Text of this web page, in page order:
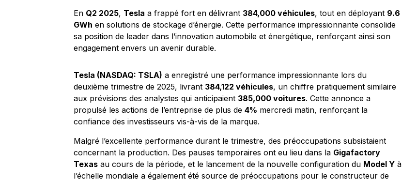
En Q2 2025, Tesla a frappé fort en délivrant 384,000 véhicules, tout en déployant 9.6
GWh en solutions de stockage d’énergie. Cette performance impressionnante consolide
sa position de leader dans l’innovation automobile et énergétique, renforçant ainsi son
engagement envers un avenir durable.
Tesla (NASDAQ: TSLA) a enregistré une performance impressionnante lors du
deuxième trimestre de 2025, livrant 384,122 véhicules, un chiffre pratiquement similaire
aux prévisions des analystes qui anticipaient 385,000 voitures. Cette annonce a
propulsé les actions de l’entreprise de plus de 4% mercredi matin, renforçant la
confiance des investisseurs vis-à-vis de la marque.
Malgré l’excellente performance durant le trimestre, des préoccupations subsistaient
concernant la production. Des pauses temporaires ont eu lieu dans la Gigafactory
Texas au cours de la période, et le lancement de la nouvelle configuration du Model Y à
l’échelle mondiale a également été source de préoccupations pour le constructeur de